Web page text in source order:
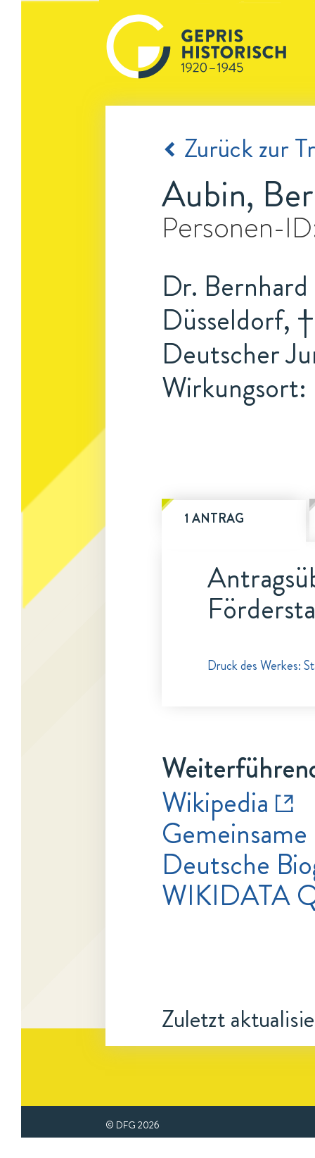
Zurück zur
Aubin,
Personen-
Dr. Bernhard
Düsseldorf,
Deutscher
1 ANTRAG
Druck des Werkes:
Wikipedia
Deutsche
WIKIDATA
Zuletzt
© DFG 2026